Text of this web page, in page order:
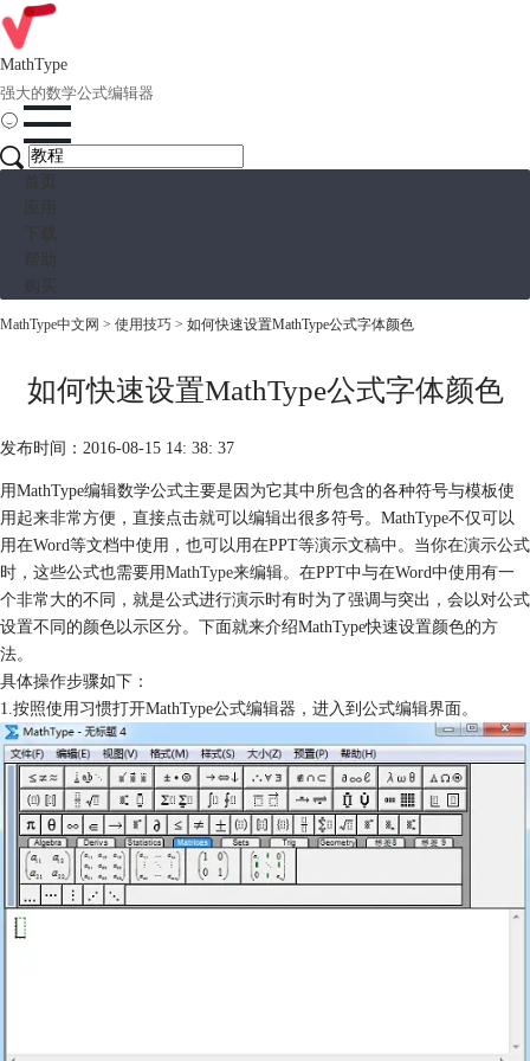
MathType
强大的数学公式编辑器
MathType中文网 > 使用技巧 > 如何快速设置MathType公式字体颜色
如何快速设置MathType公式字体颜色
发布时间：2016-08-15 14: 38: 37
用MathType编辑数学公式主要是因为它其中所包含的各种符号与模板使
用起来非常方便，直接点击就可以编辑出很多符号。MathType不仅可以
用在Word等文档中使用，也可以用在PPT等演示文稿中。当你在演示公式
时，这些公式也需要用MathType来编辑。在PPT中与在Word中使用有一
个非常大的不同，就是公式进行演示时有时为了强调与突出，会以对公式
设置不同的颜色以示区分。下面就来介绍MathType快速设置颜色的方
法。
具体操作步骤如下：
1.按照使用习惯打开MathType公式编辑器，进入到公式编辑界面。